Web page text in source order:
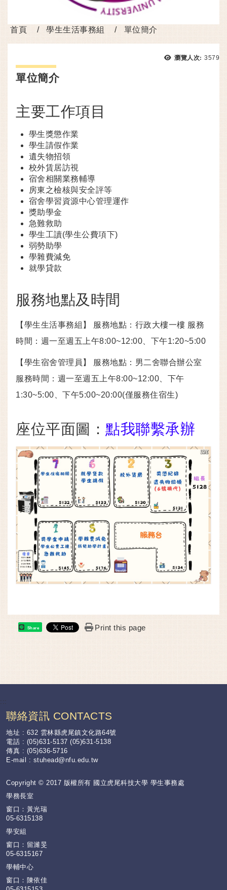
首頁 學生生活事務組 單位簡介
瀏覽人次: 瀏覽
3579
單位簡介
主要工作項目
學生獎懲作業
學生請假作業
遺失物招領
校外賃居訪視
宿舍相關業務輔導
房東之檢核與安全評等
宿舍學習資源中心管理運作
獎助學金
急難救助
學生工讀(學生公費項下)
弱勢助學
學雜費減免
就學貸款
服務地點及時間
【學生生活事務組】 服務地點：行政大樓一樓 服務
時間：週一至週五上午8:00~12:00、下午1:20~5:00
【學生宿舍管理員】 服務地點：男二舍聯合辦公室
服務時間：週一至週五上午8:00~12:00、下午
1:30~5:00、下午5:00~20:00(僅服務住宿生)
座位平面圖： 點我聯繫承辦
Share Print this page
:::
聯絡資訊 CONTACTS
地址 : 632 雲林縣虎尾鎮文化路64號
電話 : (05)631-5137 (05)631-5138
傳真 : (05)636-5716
E-mail : stuhead@nfu.edu.tw
Copyright © 2017 版權所有 國立虎尾科技大學 學生事務處
學務長室
窗口：黃光瑞
05-6315138
學安組
窗口：留濰旻
05-6315167
學輔中心
窗口：陳依佳